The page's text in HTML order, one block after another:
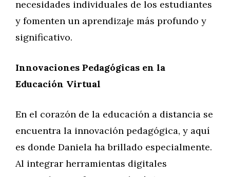
necesidades individuales de los estudiantes
y fomenten un aprendizaje más profundo y
significativo.
Innovaciones Pedagógicas en la
Educación Virtual
En el corazón de la educación a distancia se
encuentra la innovación pedagógica, y aquí
es donde Daniela ha brillado especialmente.
Al integrar herramientas digitales